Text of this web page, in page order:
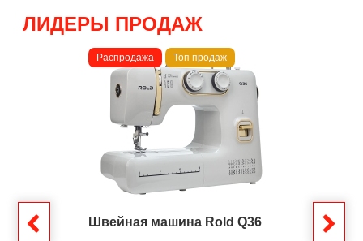
ЛИДЕРЫ ПРОДАЖ
Распродажа Топ продаж
Швейная машина Rold Q36